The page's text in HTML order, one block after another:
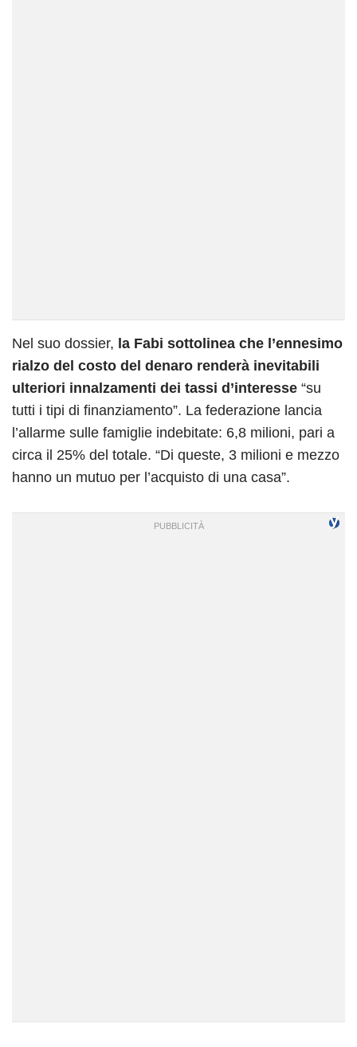
Nel suo dossier, la Fabi sottolinea che l’ennesimo
rialzo del costo del denaro renderà inevitabili
ulteriori innalzamenti dei tassi d’interesse “su
tutti i tipi di finanziamento”. La federazione lancia
l’allarme sulle famiglie indebitate: 6,8 milioni, pari a
circa il 25% del totale. “Di queste, 3 milioni e mezzo
hanno un mutuo per l’acquisto di una casa”.